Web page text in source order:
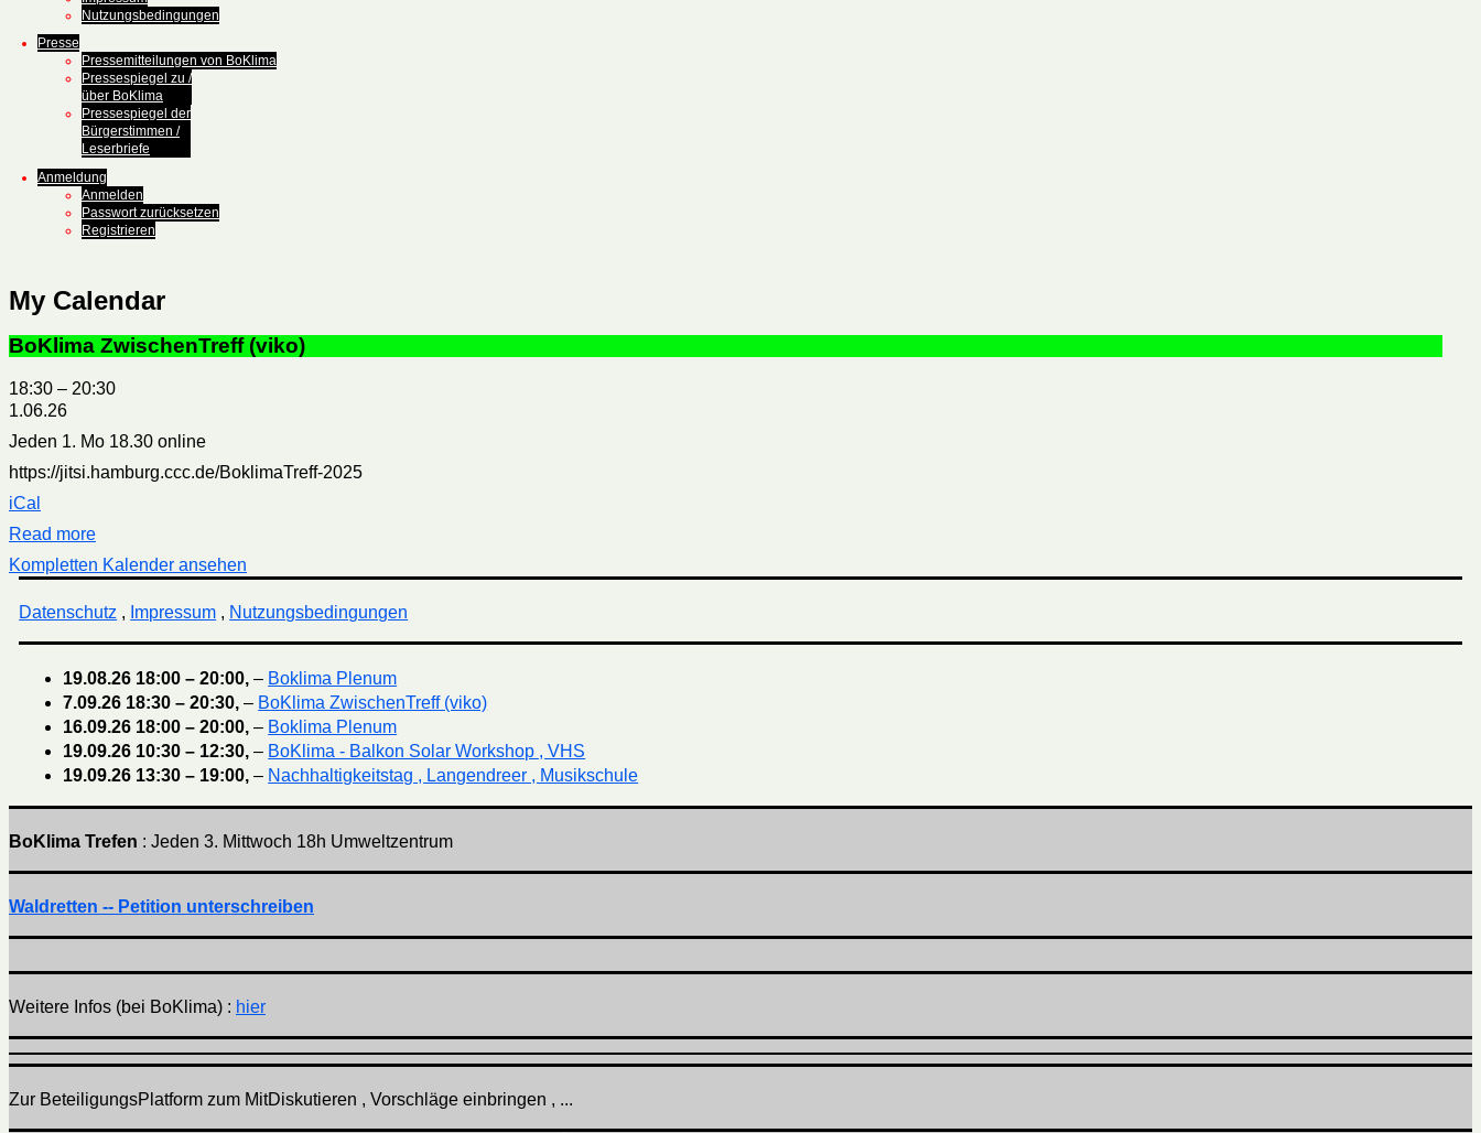
Nutzungsbedingungen
Presse
Pressemitteilungen von BoKlima
Pressespiegel zu /
über BoKlima
Pressespiegel der
Bürgerstimmen /
Leserbriefe
Anmeldung
Anmelden
Passwort zurücksetzen
Registrieren
My Calendar
BoKlima ZwischenTreff (viko)
18:30 – 20:30
1.06.26
Jeden 1. Mo 18.30 online
https://jitsi.hamburg.ccc.de/BoklimaTreff-2025
iCal
Read more
Kompletten Kalender ansehen
Datenschutz , Impressum , Nutzungsbedingungen
19.08.26 18:00 – 20:00,– Boklima Plenum
7.09.26 18:30 – 20:30,– BoKlima ZwischenTreff (viko)
16.09.26 18:00 – 20:00,– Boklima Plenum
19.09.26 10:30 – 12:30,– BoKlima - Balkon Solar Workshop , VHS
19.09.26 13:30 – 19:00,– Nachhaltigkeitstag , Langendreer , Musikschule
BoKlima Trefen : Jeden 3. Mittwoch 18h Umweltzentrum
Waldretten -- Petition unterschreiben
Weitere Infos (bei BoKlima) : hier
Zur BeteiligungsPlatform zum MitDiskutieren , Vorschläge einbringen , ...